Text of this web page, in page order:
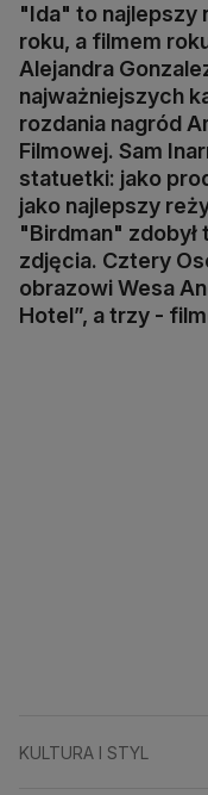
"Ida" to najlepszy
roku, a filmem
Alejandra
najważniejszych
rozdania nagród
Filmowej. Sam
statuetki: jako
jako najlepszy
"Birdman"
zdjęcia. Cztery
obrazowi Wesa
Hotel”, a trzy -
KULTURA I STYL